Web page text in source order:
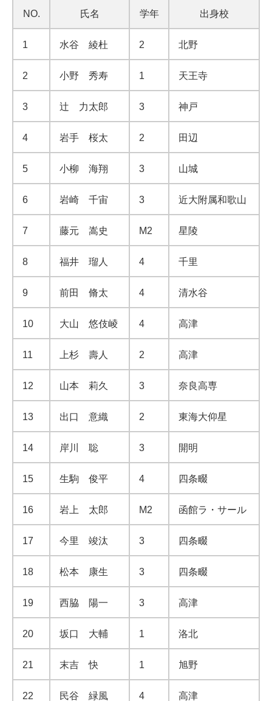
NO. 氏名 学年 出身校
1 水谷 綾杜 2 北野
2 小野 秀寿 1 天王寺
3 辻 力太郎 3 神戸
4 岩手 桜太 2 田辺
5 小柳 海翔 3 山城
6 岩崎 千宙 3 近大附属和歌山
7 藤元 嵩史 M2 星陵
8 福井 瑠人 4 千里
9 前田 脩太 4 清水谷
10 大山 悠伎崚 4 高津
11 上杉 壽人 2 高津
12 山本 莉久 3 奈良高専
13 出口 意織 2 東海大仰星
14 岸川 聡 3 開明
15 生駒 俊平 4 四条畷
16 岩上 太郎 M2 函館ラ・サール
17 今里 竣汰 3 四条畷
18 松本 康生 3 四条畷
19 西脇 陽一 3 高津
20 坂口 大輔 1 洛北
21 末吉 快 1 旭野
22 民谷 緑風 4 高津